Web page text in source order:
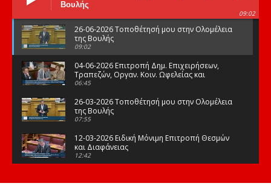
Βουλής
09:02
26-06-2026 Τοποθέτησή μου στην Ολομέλεια
της Βουλής
09:02
04-06-2026 Επιτροπή Δημ. Επιχειρήσεων,
Τραπεζών, Οργαν. Κοιν. Ωφελείας και
Φορέων Κοινων. Ασφάλισης
06:45
26-03-2026 Τοποθέτησή μου στην Ολομέλεια
της Βουλής
07:55
12-03-2026 Ειδική Μόνιμη Επιτροπή Θεσμών
και Διαφάνειας
12:42
της Βουλής